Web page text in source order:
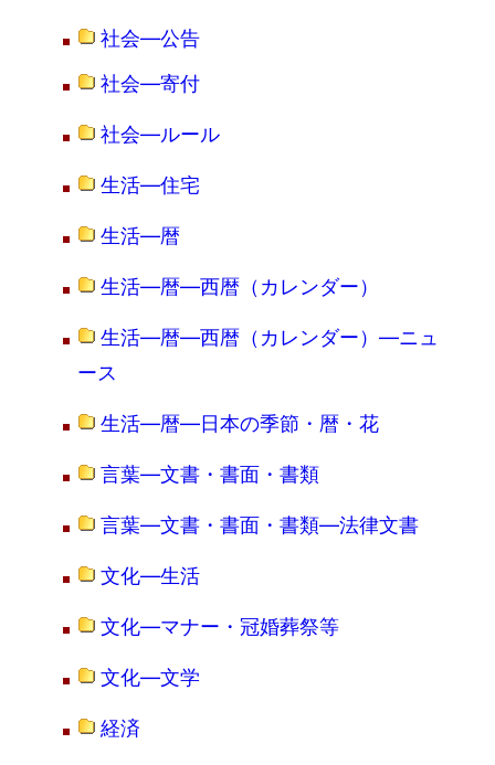
社会―公告
社会―寄付
社会―ルール
生活―住宅
生活―暦
生活―暦―西暦（カレンダー）
生活―暦―西暦（カレンダー）―ニュ
ース
生活―暦―日本の季節・暦・花
言葉―文書・書面・書類
言葉―文書・書面・書類―法律文書
文化―生活
文化―マナー・冠婚葬祭等
文化―文学
経済